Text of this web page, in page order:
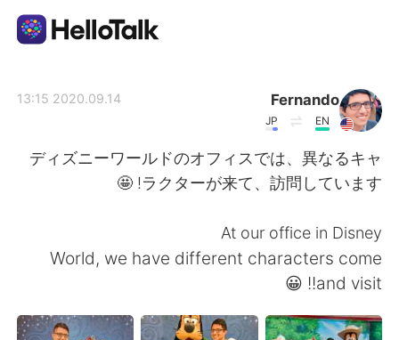
English 简体中文
繁體中文 Español
Fernando
EN
JP
2020.09.14 13:15
ディズニーワールドのオフィスでは、異なるキャ
ラクターが来て、訪問しています! 🤩
At our office in Disney
World, we have different characters come
and visit!! 😀